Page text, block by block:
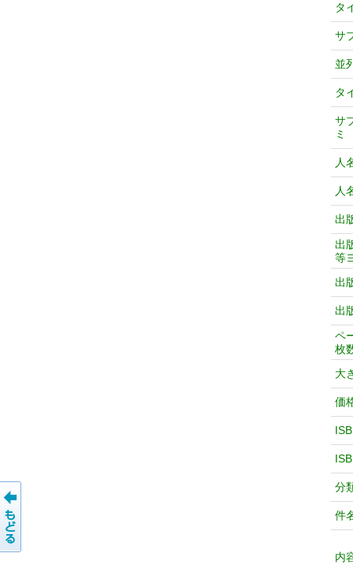
タ
サ
並
タ
サ
ミ
人
人
出
出
等
出
出
ペ
枚
大
価
分
件
内